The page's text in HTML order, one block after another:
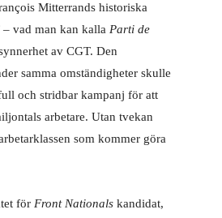
Mitterrands historiska
vad man kan kalla Parti de
av CGT. Den
samma omständigheter skulle
och stridbar kampanj för att
arbetare. Utan tvekan
som kommer göra
för Front Nationals kandidat,